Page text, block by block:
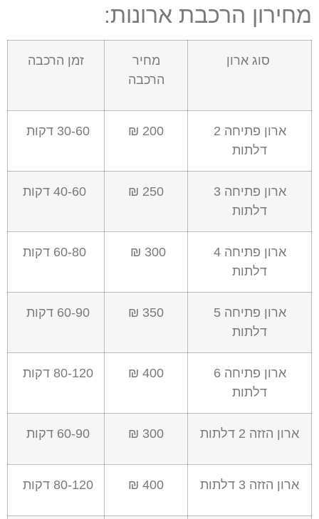
מחירון הרכבת ארונות:
סוג ארון
מחיר
הרכבה
זמן הרכבה
ארון פתיחה
דלתות
200 ₪ 30-60 דקות
ארון פתיחה 3
דלתות
250 ₪ 40-60 דקות
ארון פתיחה 4
דלתות
300 ₪ 60-80 דקות
ארון פתיחה 5
דלתות
350 ₪ 60-90 דקות
ארון פתיחה 6
דלתות
400 ₪ 80-120 דקות
ארון הזזה דלתות 300 ₪ 60-90 דקות
ארון הזזה דלתות 400 ₪ 80-120 דקות